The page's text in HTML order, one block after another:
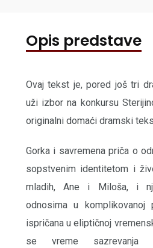
Opis predstave
Ovaj tekst je, pored još tri
uži izbor na konkursu
originalni domaći dramski
Gorka i savremena priča o
sopstvenim identitetom i
mladih, Ane i Miloša, i
odnosima u komplikovanoj
ispričana u eliptičnoj
se vreme sazrevanja